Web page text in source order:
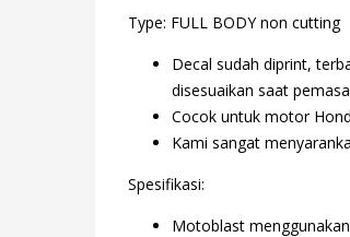
Type: FULL BODY non cutting
Decal sudah diprint,
disesuaikan saat
Cocok untuk motor
Kami sangat
Spesifikasi:
Motoblast